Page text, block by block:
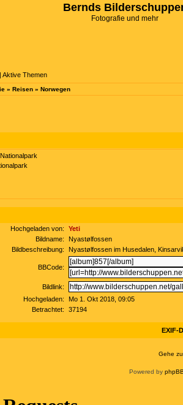
Bernds
Fotografie und mehr
| Aktive Themen
» Reisen » Norwegen
Hochgeladen von:
Yeti
Bildname:
Nyastølfossen
Bildbeschreibung:
Nyastølfossen im Husedalen,
BBCode:
Bildlink:
Hochgeladen:
Mo 1. Okt 2018, 09:05
Betrachtet:
37194
EXIF-
Gehe
Powered by